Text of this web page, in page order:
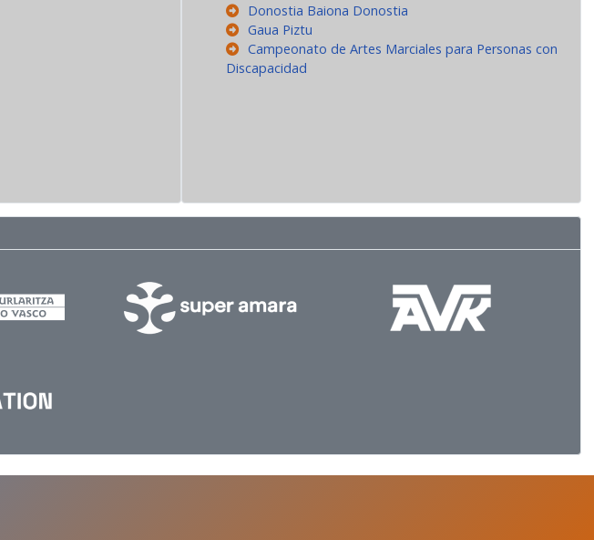
Donostia Baiona Donostia
Gaua Piztu
Campeonato de Artes Marciales para Personas con
Discapacidad